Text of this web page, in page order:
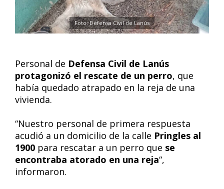
Foto: Defensa Civil de Lanús
Personal de Defensa Civil de Lanús
protagonizó el rescate de un perro, que
había quedado atrapado en la reja de una
vivienda.
“Nuestro personal de primera respuesta
acudió a un domicilio de la calle Pringles al
1900 para rescatar a un perro que se
encontraba atorado en una reja“,
informaron.